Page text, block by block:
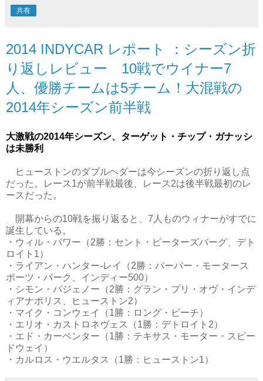
共有
2014 INDYCAR レポート ：シーズン折
り返しレビュー 10戦でウイナー7
人、優勝チームは5チーム！大混戦の
2014年シーズン前半戦
大激戦の2014年シーズン、ターゲット・チップ・ガナッシ
は未勝利
ヒューストンのダブルヘダーは今シーズンの折り返し点
だった。レース1が前半戦最後、レース2は後半戦最初のレ
ースだった。
開幕からの10戦を振り返ると、7人ものウィナーがすでに
誕生している。
・ウィル・パワー（2勝：セント・ピーターズバーグ、デト
ロイト1）
・ライアン・ハンター-レイ（2勝：バーバー・モータース
ポーツ・パーク、インディー500）
・シモン・パジェノー（2勝：グラン・プリ・オヴ・インデ
ィアナポリス、ヒューストン2）
・マイク・コンウェイ（1勝：ロング・ビーチ）
・エリオ・カストロネヴェス（1勝：デトロイト2）
・エド・カーペンター（1勝：テキサス・モーター・スピー
ドウェイ）
・カルロス・ウエルタス（1勝：ヒューストン1）